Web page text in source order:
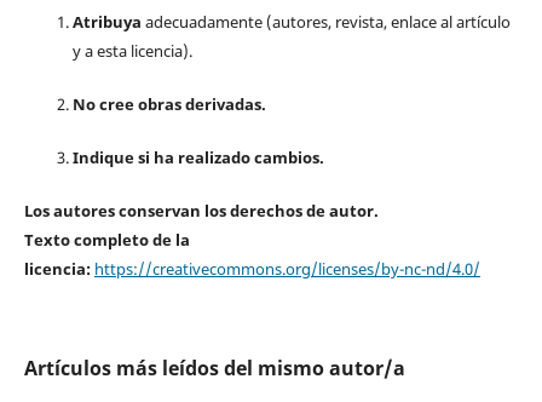
Atribuya adecuadamente (autores, revista, enlace al artículo
y a esta licencia).
No cree obras derivadas.
Indique si ha realizado cambios.
Los autores conservan los derechos de autor.
Texto completo de la
licencia: https://creativecommons.org/licenses/by-nc-nd/4.0/
Artículos más leídos del mismo autor/a